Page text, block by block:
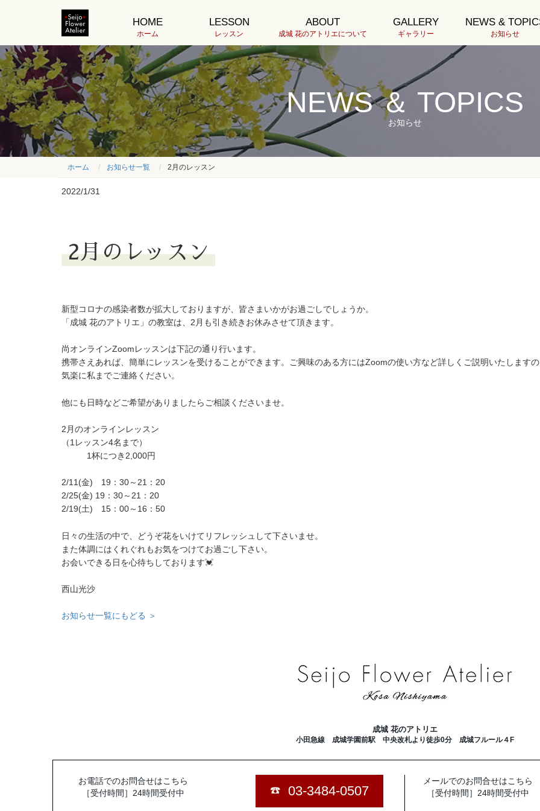
HOME
ホーム
LESSON
レッスン
ABOUT
成城 花のアトリエについて
GALLERY
ギャラリー
NEWS &
お知らせ
NEWS ＆ TOPICS
お知らせ
ホーム お知らせ一覧 2月のレッスン
2022/1/31
2月のレッスン
新型コロナの感染者数が拡大しておりますが、皆さまいかがお過ごしでしょうか。
「成城 花のアトリエ」の教室は、2月も引き続きお休みさせて頂きます。
尚オンラインZoomレッスンは下記の通り行います。
携帯さえあれば、簡単にレッスンを受けることができます。ご興味のある方にはZoomの使い方など詳しくご説明いたします
気楽に私までご連絡ください。
他にも日時などご希望がありましたらご相談くださいませ。
2月のオンラインレッスン
（1レッスン4名まで）
1杯につき2,000円
2/11(金) 19：30～21：20
2/25(金) 19：30～21：20
2/19(土) 15：00～16：50
日々の生活の中で、どうぞ花をいけてリフレッシュして下さいませ。
また体調にはくれぐれもお気をつけてお過ごし下さい。
お会いできる日を心待ちしております💓
西山光沙
お知らせ一覧にもどる ＞
成城 花のアトリエ
小田急線 成城学園前駅 中央改札より徒歩0分 成城フルール４F
お電話でのお問合せはこちら
［受付時間］24時間受付中
03-3484-0507
メールでのお問合せはこちら
［受付時間］24時間受付中